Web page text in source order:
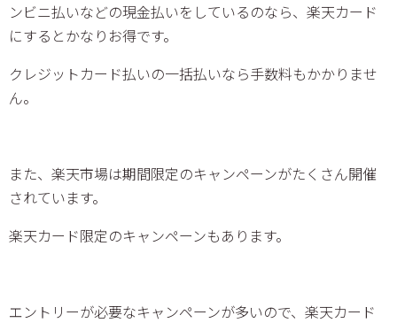
ンビニ払いなどの現金払いをしているのなら、楽天カード
にするとかなりお得です。
クレジットカード払いの一括払いなら手数料もかかりませ
ん。
また、楽天市場は期間限定のキャンペーンがたくさん開催
されています。
楽天カード限定のキャンペーンもあります。
エントリーが必要なキャンペーンが多いので、楽天カード